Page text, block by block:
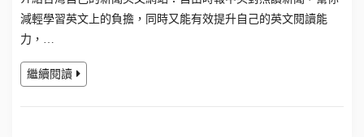
減輕學習英文上的負擔，同時又能有效提升自己的英文閱讀能
力，…
繼續閱讀